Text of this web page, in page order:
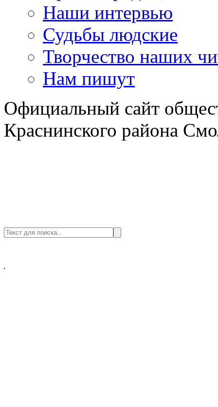
Наши интервью
Судьбы людские
Творчество наших
Нам пишут
Официальный сайт
Краснинского района